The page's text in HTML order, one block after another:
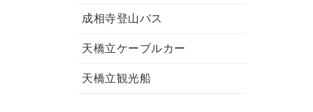
成相寺登山バス
天橋立ケーブルカー
天橋立観光船